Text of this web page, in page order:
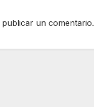
publicar un comentario.